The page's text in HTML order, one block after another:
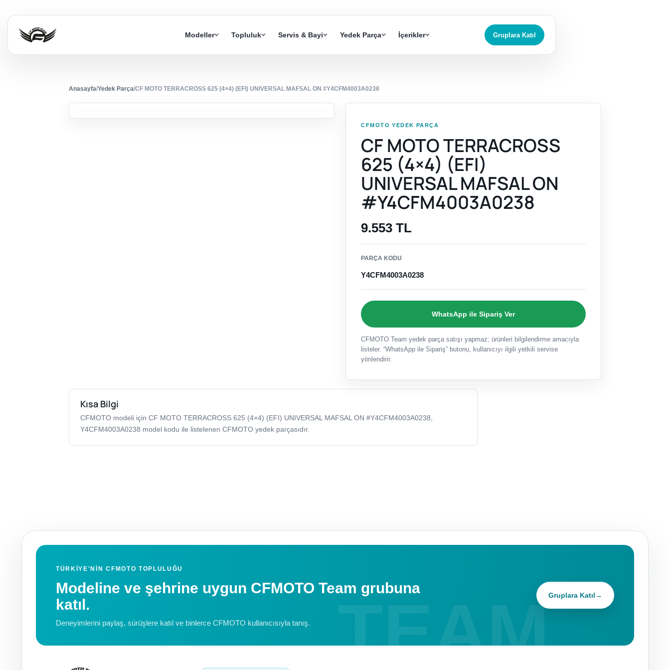
Modeller Topluluk Servis & Bayi Yedek Parça İçerikler Gruplara Katıl
Anasayfa/Yedek Parça/CF MOTO TERRACROSS 625 (4×4) (EFI) UNIVERSAL MAFSAL ON #Y4CFM4003A0238
CFMOTO YEDEK PARÇA
CF MOTO TERRACROSS
625 (4×4) (EFI)
UNIVERSAL MAFSAL ON
#Y4CFM4003A0238
9.553 TL
PARÇA KODU
Y4CFM4003A0238
WhatsApp ile Sipariş Ver
CFMOTO Team yedek parça satışı yapmaz; ürünleri bilgilendirme amacıyla
listeler. “WhatsApp ile Sipariş” butonu, kullanıcıyı ilgili yetkili servise
yönlendirir.
Kısa Bilgi
CFMOTO modeli için CF MOTO TERRACROSS 625 (4×4) (EFI) UNIVERSAL MAFSAL ON #Y4CFM4003A0238,
Y4CFM4003A0238 model kodu ile listelenen CFMOTO yedek parçasıdır.
TÜRKIYE'NIN CFMOTO TOPLULUĞU
Modeline ve şehrine uygun CFMOTO Team grubuna
katıl.
Deneyimlerini paylaş, sürüşlere katıl ve binlerce CFMOTO kullanıcısıyla tanış.
Gruplara Katıl→